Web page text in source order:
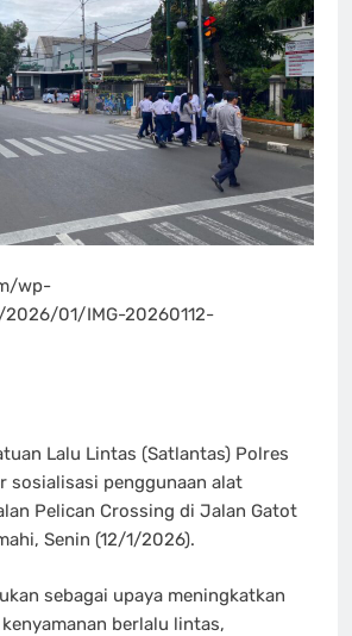
wp-
01/IMG-20260112-
Lalu Lintas (Satlantas) Polres
sosialisasi penggunaan alat
Pelican Crossing di Jalan Gatot
Senin (12/1/2026).
sebagai upaya meningkatkan
berlalu lintas,